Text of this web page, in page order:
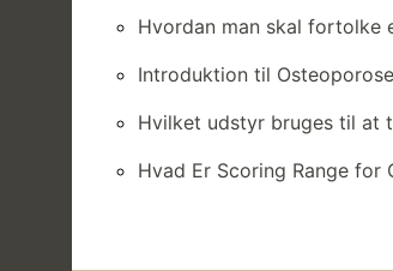
Hvordan man skal fortolke
Introduktion til Osteoporose
Hvilket udstyr bruges til at
Hvad Er Scoring Range for